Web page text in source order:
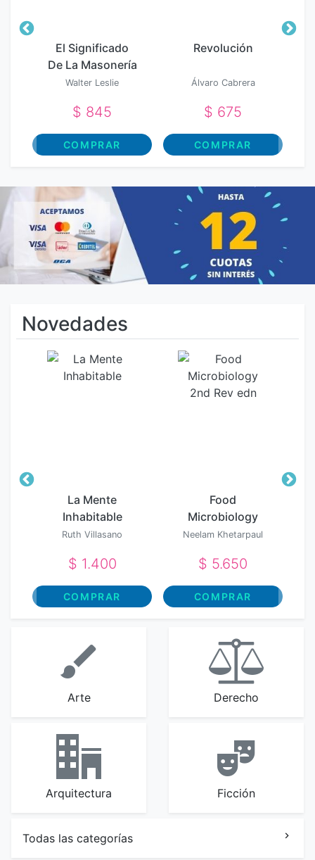
El Significado
De La Masonería
Walter Leslie
$ 845
COMPRAR
Revolución
Álvaro Cabrera
$ 675
COMPRAR
Novedades
La Mente
Inhabitable
Ruth Villasano
$ 1.400
COMPRAR
Food
Microbiology
2Nd Rev Edn
Neelam Khetarpaul
$ 5.650
COMPRAR
Arte Derecho
Arquitectura Ficción
Todas las categorías